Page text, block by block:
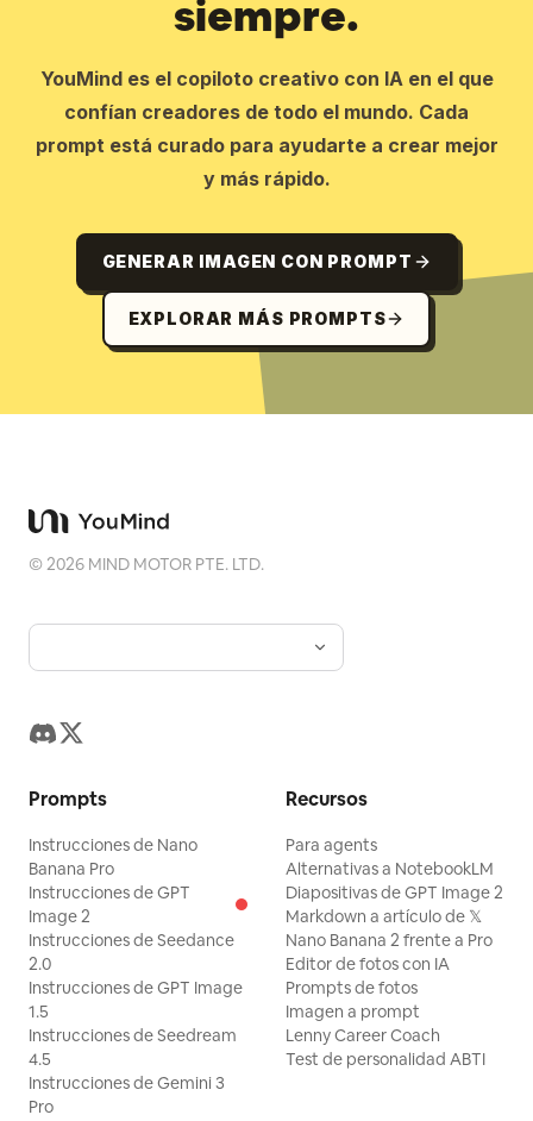
siempre.
YouMind es el copiloto creativo con IA en el que
confían creadores de todo el mundo. Cada
prompt está curado para ayudarte a crear mejor
y más rápido.
GENERAR IMAGEN CON PROMPT
EXPLORAR MÁS PROMPTS
©2026 MIND MOTOR PTE. LTD.
Prompts
Instrucciones de Nano
Banana Pro
Instrucciones de GPT
Image 2
Instrucciones de Seedance
2.0
Instrucciones de GPT Image
1.5
Instrucciones de Seedream
4.5
Instrucciones de Gemini 3
Pro
Recursos
Para agents
Alternativas a NotebookLM
Diapositivas de GPT Image 2
Markdown a artículo de 𝕏
Nano Banana 2 frente a Pro
Editor de fotos con IA
Prompts de fotos
Imagen a prompt
Lenny Career Coach
Test de personalidad ABTI